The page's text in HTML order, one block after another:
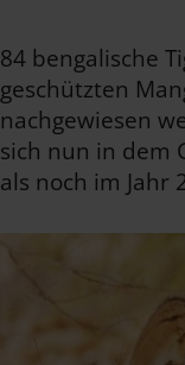
84 bengalische
geschützten
nachgewiesen
sich nun in dem
als noch im Jahr